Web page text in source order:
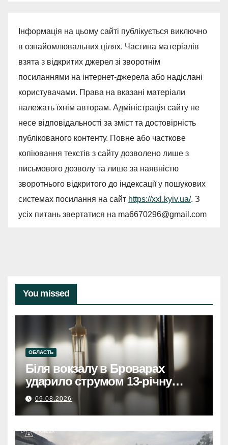
Інформація на цьому сайті публікується виключно
в ознайомлювальних цілях. Частина матеріалів
взята з відкритих джерел зі зворотнім
посиланнями на інтернет-джерела або надіслані
користувачами. Права на вказані матеріали
належать їхнім авторам. Адміністрація сайту не
несе відповідальності за зміст та достовірність
публікованого контенту. Повне або часткове
копіювання текстів з сайту дозволено лише з
письмового дозволу та лише за наявністю
зворотнього відкритого до індексації у пошукових
системах посилання на сайт https://xxl.kyiv.ua/. З
усіх питань звертатися на ma6670296@gmail.com
You missed
ОБЛАСТЬ
Біля вокзалу в Броварах
ударило струмом 13-річну
дівчинку, вона у тяжкому
станіБіля вокзалу в Броварах
струмом вдарило 13-річну
дівчинку, стан важкий
09.08.2026